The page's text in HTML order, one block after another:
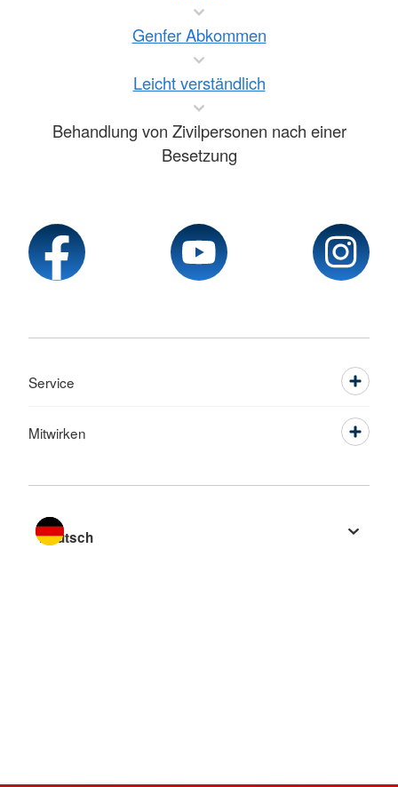
Genfer Abkommen
Leicht verständlich
Behandlung von Zivilpersonen nach einer
Besetzung
Service
Mitwirken
Sprache wechseln zu